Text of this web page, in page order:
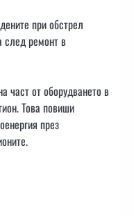
при обстрел
след ремонт в
част от оборудването в
Това повиши
през